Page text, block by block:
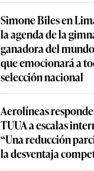
Simone Biles en
la agenda de la
ganadora del
que emocionará a
selección nacional
Aerolíneas
TUUA a escalas
“Una reducción
la desventaja